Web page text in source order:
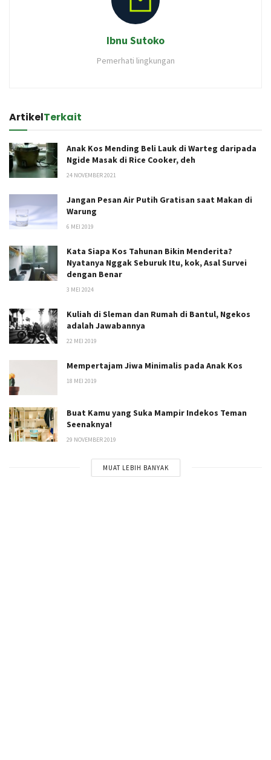
Ibnu Sutoko
Pemerhati lingkungan
ArtikelTerkait
Anak Kos Mending Beli Lauk di Warteg daripada
Ngide Masak di Rice Cooker, deh
24 NOVEMBER 2021
Jangan Pesan Air Putih Gratisan saat Makan di
Warung
6 MEI 2019
Kata Siapa Kos Tahunan Bikin Menderita?
Nyatanya Nggak Seburuk Itu, kok, Asal Survei
dengan Benar
3 MEI 2024
Kuliah di Sleman dan Rumah di Bantul, Ngekos
adalah Jawabannya
22 MEI 2019
Mempertajam Jiwa Minimalis pada Anak Kos
18 MEI 2019
Buat Kamu yang Suka Mampir Indekos Teman
Seenaknya!
29 NOVEMBER 2019
MUAT LEBIH BANYAK